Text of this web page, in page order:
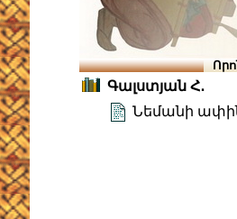
Գալստյան Հ․
Նեմանի